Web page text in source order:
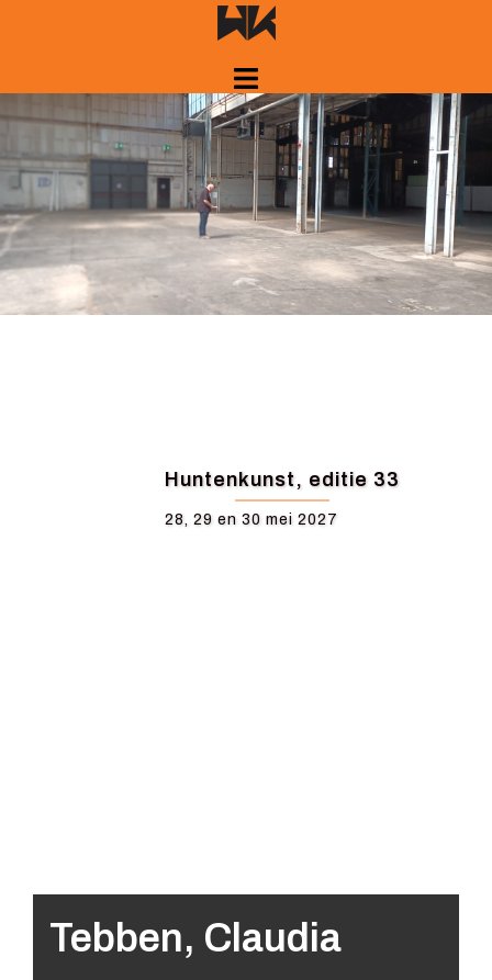
Huntenkunst, editie 33
28, 29 en 30 mei 2027
Tebben, Claudia